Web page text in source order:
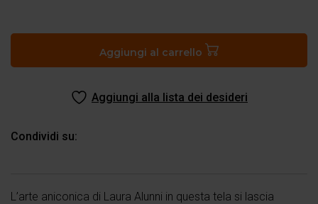
ha
Aggiungi al carrello
Aggiungi alla lista dei desideri
Condividi su:
L’arte aniconica di Laura Alunni in questa tela si lascia